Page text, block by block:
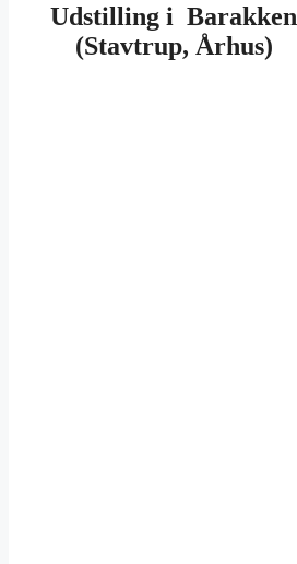
Udstilling i Barakken
(Stavtrup, Århus)